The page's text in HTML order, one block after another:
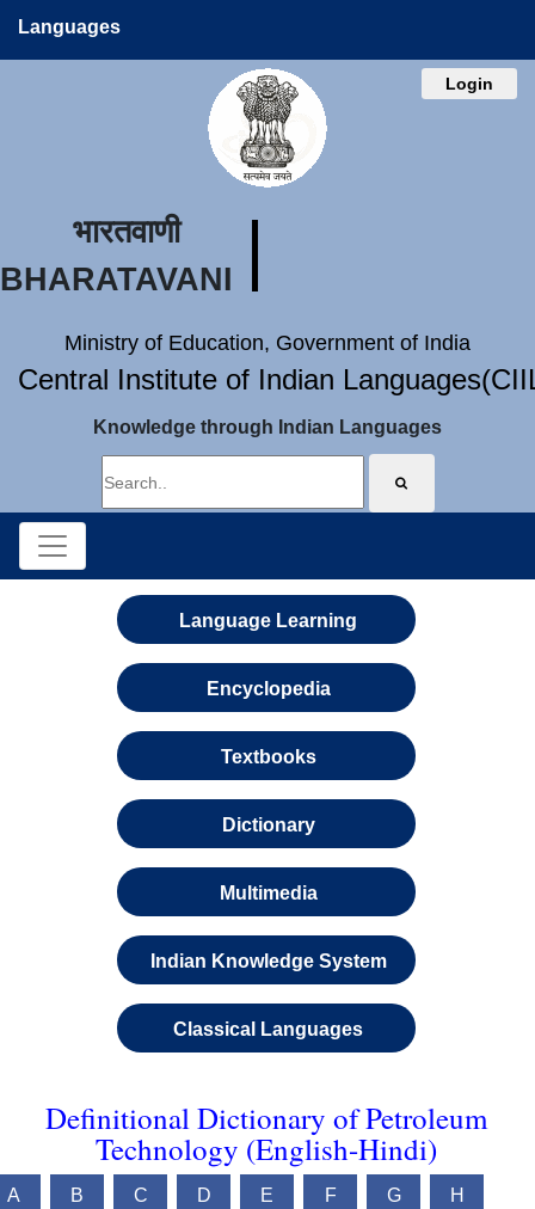
Languages
Login
भारतवाणी
BHARATAVANI
Ministry of Education, Government of India
Central Institute of Indian
Knowledge through Indian Languages
Language Learning
Encyclopedia
Textbooks
Dictionary
Multimedia
Indian Knowledge System
Classical Languages
Definitional Dictionary of Petroleum
Technology (English-Hindi)
A B C D E F G H